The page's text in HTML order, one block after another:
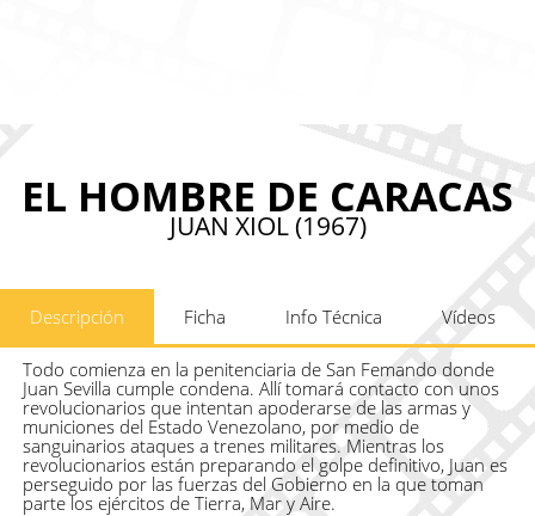
EL HOMBRE DE CARACAS
JUAN XIOL (1967)
Descripción Ficha Info Técnica Vídeos
Todo comienza en la penitenciaria de San Femando donde
Juan Sevilla cumple condena. Allí tomará contacto con unos
revolucionarios que intentan apoderarse de las armas y
municiones del Estado Venezolano, por medio de
sanguinarios ataques a trenes militares. Mientras los
revolucionarios están preparando el golpe definitivo, Juan es
perseguido por las fuerzas del Gobierno en la que toman
parte los ejércitos de Tierra, Mar y Aire.